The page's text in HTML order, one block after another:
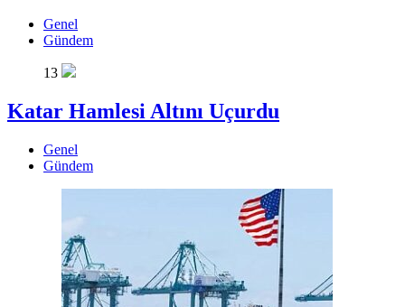
Genel
Gündem
13
Katar Hamlesi Altını Uçurdu
Genel
Gündem